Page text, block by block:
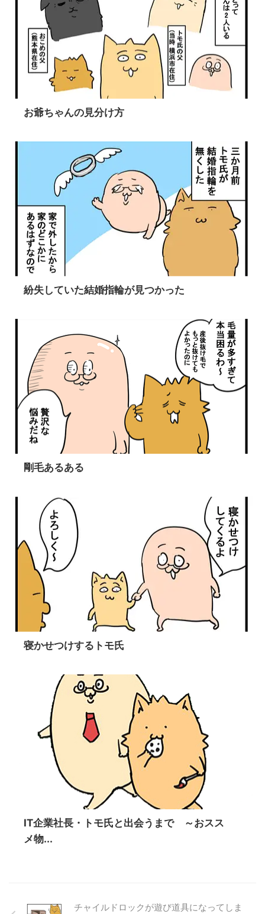
お爺ちゃんの見分け方
紛失していた結婚指輪が見つかった
剛毛あるある
寝かせつけするトモ氏
IT企業社長・トモ氏と出会うまで ～おスス
メ物...
チャイルドロックが遊び道具になってしま